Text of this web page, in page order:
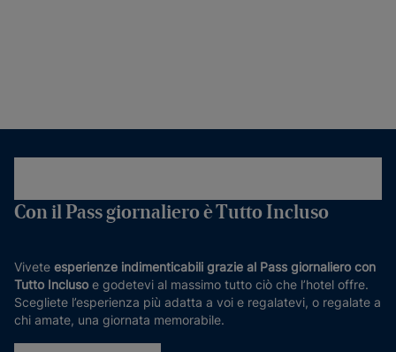
Con il Pass giornaliero è Tutto Incluso
Vivete esperienze indimenticabili grazie al Pass giornaliero con
Tutto Incluso e godetevi al massimo tutto ciò che l’hotel offre.
Scegliete l’esperienza più adatta a voi e regalatevi, o regalate a
chi amate, una giornata memorabile.